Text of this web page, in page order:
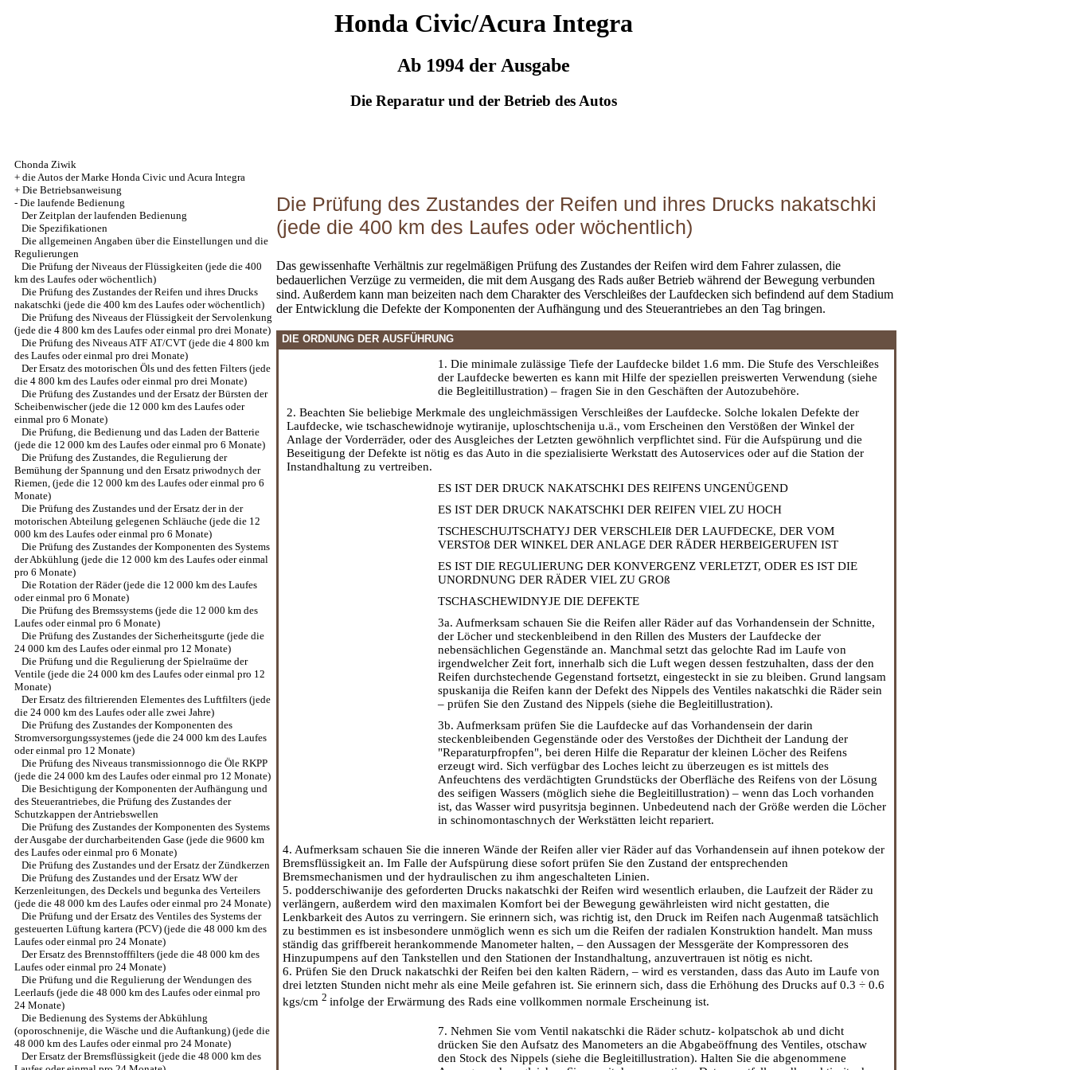
Honda Civic/Acura Integra
Ab 1994 der Ausgabe
Die Reparatur und der Betrieb des Autos
Chonda Ziwik
+ die Autos der Marke Honda Civic und Acura Integra
+ Die Betriebsanweisung
- Die laufende Bedienung
Der Zeitplan der laufenden Bedienung
Die Spezifikationen
Die allgemeinen Angaben über die Einstellungen und die
Regulierungen
Die Prüfung der Niveaus der Flüssigkeiten (jede die 400
km des Laufes oder wöchentlich)
Die Prüfung des Zustandes der Reifen und ihres Drucks
nakatschki (jede die 400 km des Laufes oder wöchentlich)
Die Prüfung des Niveaus der Flüssigkeit der Servolenkung
(jede die 4 800 km des Laufes oder einmal pro drei Monate)
Die Prüfung des Niveaus ATF АТ/CVT (jede die 4 800 km
des Laufes oder einmal pro drei Monate)
Der Ersatz des motorischen Öls und des fetten Filters (jede
die 4 800 km des Laufes oder einmal pro drei Monate)
Die Prüfung des Zustandes und der Ersatz der Bürsten der
Scheibenwischer (jede die 12 000 km des Laufes oder
einmal pro 6 Monate)
Die Prüfung, die Bedienung und das Laden der Batterie
(jede die 12 000 km des Laufes oder einmal pro 6 Monate)
Die Prüfung des Zustandes, die Regulierung der
Bemühung der Spannung und den Ersatz priwodnych der
Riemen, (jede die 12 000 km des Laufes oder einmal pro 6
Monate)
Die Prüfung des Zustandes und der Ersatz der in der
motorischen Abteilung gelegenen Schläuche (jede die 12
000 km des Laufes oder einmal pro 6 Monate)
Die Prüfung des Zustandes der Komponenten des Systems
der Abkühlung (jede die 12 000 km des Laufes oder einmal
pro 6 Monate)
Die Rotation der Räder (jede die 12 000 km des Laufes
oder einmal pro 6 Monate)
Die Prüfung des Bremssystems (jede die 12 000 km des
Laufes oder einmal pro 6 Monate)
Die Prüfung des Zustandes der Sicherheitsgurte (jede die
24 000 km des Laufes oder einmal pro 12 Monate)
Die Prüfung und die Regulierung der Spielraüme der
Ventile (jede die 24 000 km des Laufes oder einmal pro 12
Monate)
Der Ersatz des filtrierenden Elementes des Luftfilters (jede
die 24 000 km des Laufes oder alle zwei Jahre)
Die Prüfung des Zustandes der Komponenten des
Stromversorgungssystemes (jede die 24 000 km des Laufes
oder einmal pro 12 Monate)
Die Prüfung des Niveaus transmissionnogo die Öle RKPP
(jede die 24 000 km des Laufes oder einmal pro 12 Monate)
Die Besichtigung der Komponenten der Aufhängung und
des Steuerantriebes, die Prüfung des Zustandes der
Schutzkappen der Antriebswellen
Die Prüfung des Zustandes der Komponenten des Systems
der Ausgabe der durcharbeitenden Gase (jede die 9600 km
des Laufes oder einmal pro 6 Monate)
Die Prüfung des Zustandes und der Ersatz der Zündkerzen
Die Prüfung des Zustandes und der Ersatz WW der
Kerzenleitungen, des Deckels und begunka des Verteilers
(jede die 48 000 km des Laufes oder einmal pro 24 Monate)
Die Prüfung und der Ersatz des Ventiles des Systems der
gesteuerten Lüftung kartera (PCV) (jede die 48 000 km des
Laufes oder einmal pro 24 Monate)
Der Ersatz des Brennstofffilters (jede die 48 000 km des
Laufes oder einmal pro 24 Monate)
Die Prüfung und die Regulierung der Wendungen des
Leerlaufs (jede die 48 000 km des Laufes oder einmal pro
24 Monate)
Die Bedienung des Systems der Abkühlung
(oporoschnenije, die Wäsche und die Auftankung) (jede die
48 000 km des Laufes oder einmal pro 24 Monate)
Der Ersatz der Bremsflüssigkeit (jede die 48 000 km des
Die Prüfung des Zustandes der Reifen und ihres Drucks nakatschki
(jede die 400 km des Laufes oder wöchentlich)
Das gewissenhafte Verhältnis zur regelmäßigen Prüfung des Zustandes der Reifen wird dem Fahrer zulassen, die
bedauerlichen Verzüge zu vermeiden, die mit dem Ausgang des Rads außer Betrieb während der Bewegung verbunden
sind. Außerdem kann man beizeiten nach dem Charakter des Verschleißes der Laufdecken sich befindend auf dem Stadium
der Entwicklung die Defekte der Komponenten der Aufhängung und des Steuerantriebes an den Tag bringen.
DIE ORDNUNG DER AUSFÜHRUNG
1. Die minimale zulässige Tiefe der Laufdecke bildet 1.6 mm. Die Stufe des Verschleißes
der Laufdecke bewerten es kann mit Hilfe der speziellen preiswerten Verwendung (siehe
die Begleitillustration) – fragen Sie in den Geschäften der Autozubehöre.
2. Beachten Sie beliebige Merkmale des ungleichmässigen Verschleißes der Laufdecke. Solche lokalen Defekte der
Laufdecke, wie tschaschewidnoje wytiranije, uploschtschenija u.ä., vom Erscheinen den Verstößen der Winkel der
Anlage der Vorderräder, oder des Ausgleiches der Letzten gewöhnlich verpflichtet sind. Für die Aufspürung und die
Beseitigung der Defekte ist nötig es das Auto in die spezialisierte Werkstatt des Autoservices oder auf die Station der
Instandhaltung zu vertreiben.
ES IST DER DRUCK NAKATSCHKI DES REIFENS UNGENÜGEND
ES IST DER DRUCK NAKATSCHKI DER REIFEN VIEL ZU HOCH
TSCHESCHUJTSCHATYJ DER VERSCHLEIß DER LAUFDECKE, DER VOM
VERSTOß DER WINKEL DER ANLAGE DER RÄDER HERBEIGERUFEN IST
ES IST DIE REGULIERUNG DER KONVERGENZ VERLETZT, ODER ES IST DIE
UNORDNUNG DER RÄDER VIEL ZU GROß
TSCHASCHEWIDNYJE DIE DEFEKTE
3a. Aufmerksam schauen Sie die Reifen aller Räder auf das Vorhandensein der Schnitte,
der Löcher und steckenbleibend in den Rillen des Musters der Laufdecke der
nebensächlichen Gegenstände an. Manchmal setzt das gelochte Rad im Laufe von
irgendwelcher Zeit fort, innerhalb sich die Luft wegen dessen festzuhalten, dass der den
Reifen durchstechende Gegenstand fortsetzt, eingesteckt in sie zu bleiben. Grund langsam
spuskanija die Reifen kann der Defekt des Nippels des Ventiles nakatschki die Räder sein
– prüfen Sie den Zustand des Nippels (siehe die Begleitillustration).
3b. Aufmerksam prüfen Sie die Laufdecke auf das Vorhandensein der darin
steckenbleibenden Gegenstände oder des Verstoßes der Dichtheit der Landung der
"Reparaturpfropfen", bei deren Hilfe die Reparatur der kleinen Löcher des Reifens
erzeugt wird. Sich verfügbar des Loches leicht zu überzeugen es ist mittels des
Anfeuchtens des verdächtigten Grundstücks der Oberfläche des Reifens von der Lösung
des seifigen Wassers (möglich siehe die Begleitillustration) – wenn das Loch vorhanden
ist, das Wasser wird pusyritsja beginnen. Unbedeutend nach der Größe werden die Löcher
in schinomontaschnych der Werkstätten leicht repariert.
4. Aufmerksam schauen Sie die inneren Wände der Reifen aller vier Räder auf das Vorhandensein auf ihnen potekow der
Bremsflüssigkeit an. Im Falle der Aufspürung diese sofort prüfen Sie den Zustand der entsprechenden
Bremsmechanismen und der hydraulischen zu ihm angeschalteten Linien.
5. podderschiwanije des geforderten Drucks nakatschki der Reifen wird wesentlich erlauben, die Laufzeit der Räder zu
verlängern, außerdem wird den maximalen Komfort bei der Bewegung gewährleisten wird nicht gestatten, die
Lenkbarkeit des Autos zu verringern. Sie erinnern sich, was richtig ist, den Druck im Reifen nach Augenmaß tatsächlich
zu bestimmen es ist insbesondere unmöglich wenn es sich um die Reifen der radialen Konstruktion handelt. Man muss
ständig das griffbereit herankommende Manometer halten, – den Aussagen der Messgeräte der Kompressoren des
Hinzupumpens auf den Tankstellen und den Stationen der Instandhaltung, anzuvertrauen ist nötig es nicht.
6. Prüfen Sie den Druck nakatschki der Reifen bei den kalten Rädern, – wird es verstanden, dass das Auto im Laufe von
drei letzten Stunden nicht mehr als eine Meile gefahren ist. Sie erinnern sich, dass die Erhöhung des Drucks auf 0.3 ÷ 0.6
kgs/cm 2 infolge der Erwärmung des Rads eine vollkommen normale Erscheinung ist.
7. Nehmen Sie vom Ventil nakatschki die Räder schutz- kolpatschok ab und dicht
drücken Sie den Aufsatz des Manometers an die Abgabeöffnung des Ventiles, otschaw
den Stock des Nippels (siehe die Begleitillustration). Halten Sie die abgenommene